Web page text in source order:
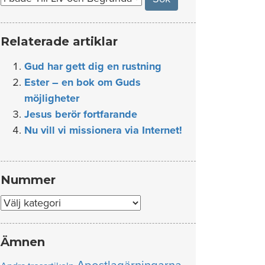
Relaterade artiklar
Gud har gett dig en rustning
Ester – en bok om Guds
möjligheter
Jesus berör fortfarande
Nu vill vi missionera via Internet!
Nummer
Nummer
Ämnen